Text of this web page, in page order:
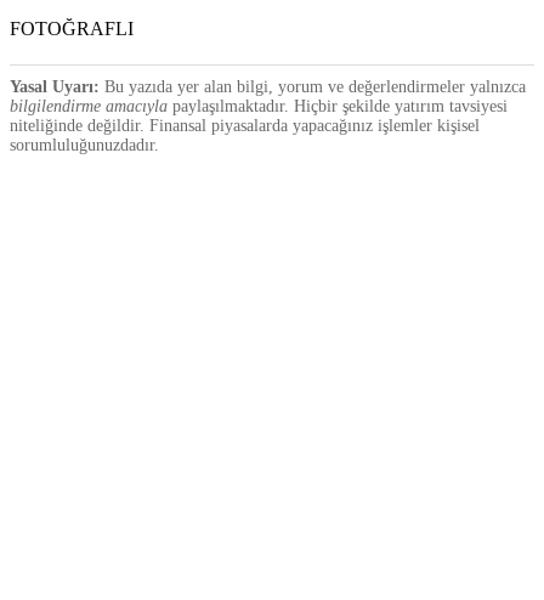
FOTOĞRAFLI
Yasal Uyarı: Bu yazıda yer alan bilgi, yorum ve değerlendirmeler yalnızca
bilgilendirme amacıyla paylaşılmaktadır. Hiçbir şekilde yatırım tavsiyesi
niteliğinde değildir. Finansal piyasalarda yapacağınız işlemler kişisel
sorumluluğunuzdadır.